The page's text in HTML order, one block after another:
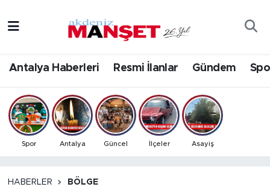
Antalya Haberleri Resmi İlanlar Gündem
Spor Antalya Güncel İlçeler Asayiş
HABERLER BÖLGE
Bilim & Teknoloji
Eğitim
Ekonomi
Antalya Hava Durumu
Antalya Namaz Vakitleri
Antalya Trafik Yoğunluk Haritası